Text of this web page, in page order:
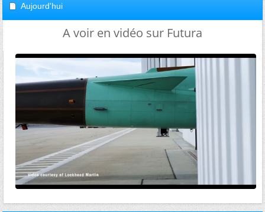
Aujourd'hui
A voir en vidéo sur Futura